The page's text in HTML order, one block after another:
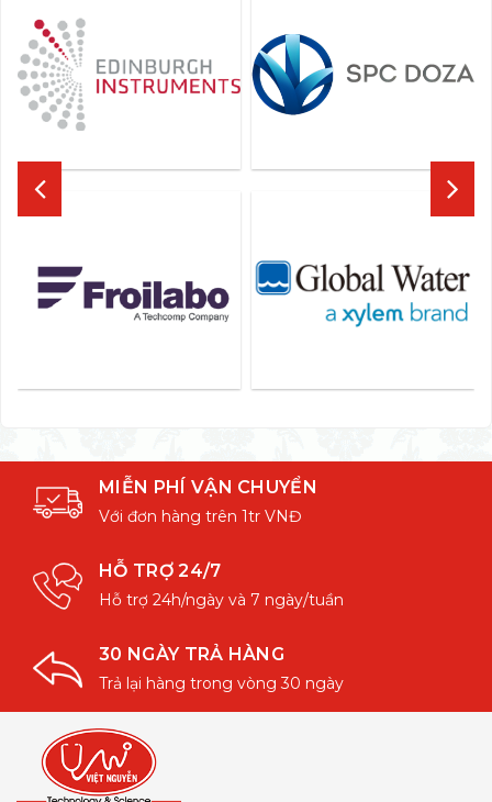
MIỄN PHÍ VẬN CHUYỂN
Với đơn hàng trên 1tr VNĐ
HỖ TRỢ 24/7
Hỗ trợ 24h/ngày và 7 ngày/tuần
30 NGÀY TRẢ HÀNG
Trả lại hàng trong vòng 30 ngày